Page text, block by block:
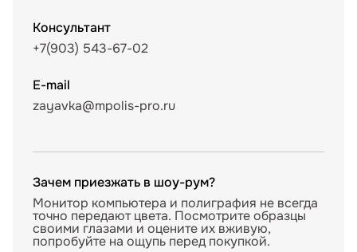
Консультант
+7(903) 543-67-02
E-mail
zayavka@mpolis-pro.ru
Зачем приезжать в шоу-рум?
Монитор компьютера и полиграфия не всегда
точно передают цвета. Посмотрите образцы
своими глазами и оцените их вживую,
попробуйте на ощупь перед покупкой.